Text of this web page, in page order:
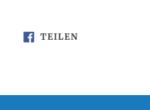
TEILENAUF
FACEBOOK